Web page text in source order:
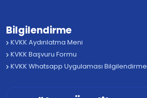
Bilgilendirme
KVKK Aydınlatma Meni
KVKK Başvuru Formu
KVKK Whatsapp Uygulaması Bilgilendirme